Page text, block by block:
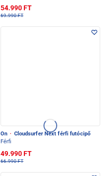
54.990 FT
69.990 FT
On · Cloudsurfer Next férfi futócipő
Férfi
49.990 FT
66.990 FT